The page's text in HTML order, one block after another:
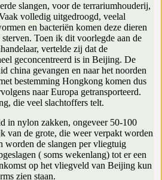
slangen, voor de terrariumhouderij,
volledig uitgedroogd, veelal
en bacteriën komen deze dieren
Toen ik dit voorlegde aan de
vertelde zij dat de
geconcentreerd is in Beijing. De
china gevangen en naar het noorden
bestemming Hongkong komen dus
naar Europa getransporteerd.
die veel slachtoffers telt.
in nylon zakken, ongeveer 50-100
van de grote, die weer verpakt worden
worden de slangen per vliegtuig
( soms wekenlang) tot er een
op het vliegveld van Beijing kun
zien staan.